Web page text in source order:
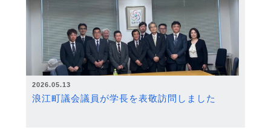
2026.05.13
浪江町議会議員が学長を表敬訪問しました